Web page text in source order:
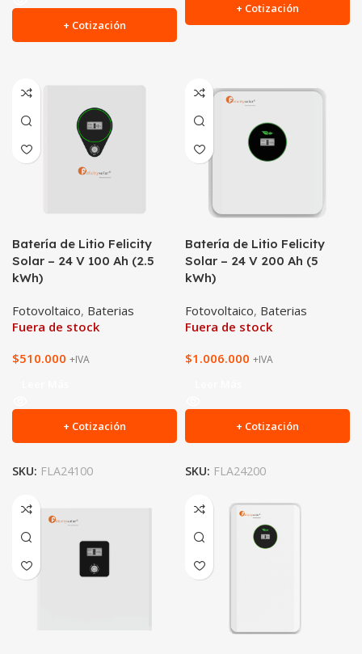
+ Cotización
+ Cotización
Batería de Litio Felicity
Solar – 24 V 100 Ah (2.5
kWh)
Fotovoltaico, Baterias
Fuera de stock
$510.000 +IVA
+ Cotización
SKU: FLA24100
Batería de Litio Felicity
Solar – 24 V 200 Ah (5
kWh)
Fotovoltaico, Baterias
Fuera de stock
$1.006.000 +IVA
+ Cotización
SKU: FLA24200